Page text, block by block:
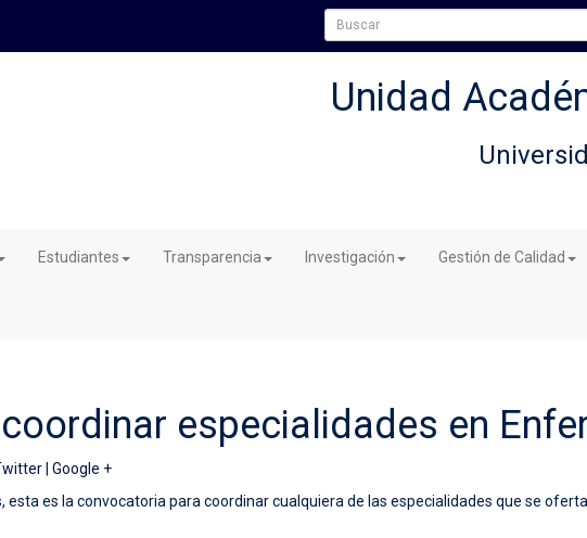
Unidad
Estudiantes Transparencia Investigación Gestión de Calidad
especialidades en
Google +
es la convocatoria para coordinar cualquiera de las especialidades que se